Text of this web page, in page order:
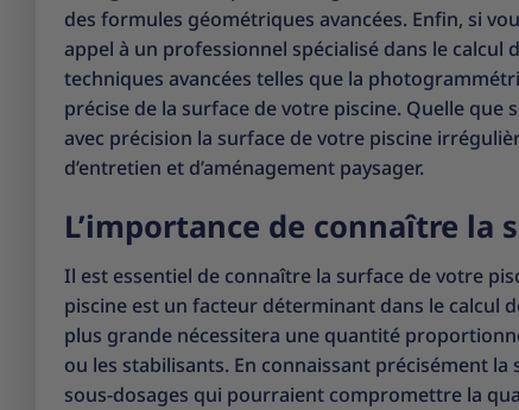
des formules géométriques avancées. Enfin, si
appel à un professionnel spécialisé dans le calcul
techniques avancées telles que la
précise de la surface de votre piscine. Quelle
avec précision la surface de votre piscine
d’entretien et d’aménagement paysager.
L’importance de connaître la
Il est essentiel de connaître la surface de votre
piscine est un facteur déterminant dans le calcul
plus grande nécessitera une quantité
ou les stabilisants. En connaissant précisément
sous-dosages qui pourraient compromettre la